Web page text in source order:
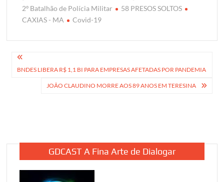
2º Batalhão de Polícia Militar
58 PRESOS SOLTOS
CAXIAS - MA
Covid-19
Navegação
deBNDES LIBERA R$ 1,1 BI PARA EMPRESAS AFETADAS POR PANDEMIA
JOÃO CLAUDINO MORRE AOS 89 ANOS EM TERESINA
GDCAST A Fina Arte de Dialogar